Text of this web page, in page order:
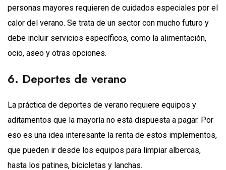
personas mayores requieren de cuidados especiales por el
calor del verano. Se trata de un sector con mucho futuro y
debe incluir servicios específicos, como la alimentación,
ocio, aseo y otras opciones.
6. Deportes de verano
La práctica de deportes de verano requiere equipos y
aditamentos que la mayoría no está dispuesta a pagar. Por
eso es una idea interesante la renta de estos implementos,
que pueden ir desde los equipos para limpiar albercas,
hasta los patines, bicicletas y lanchas.